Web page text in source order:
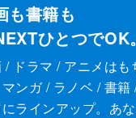
も書籍も
ひとつでOK。
/ ドラマ / アニメはも
ンガ / ラノベ / 書籍
ラインアップ。あ